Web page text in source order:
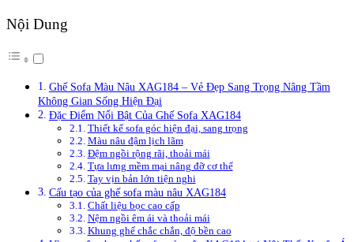
Nội Dung
Ghế Sofa Màu Nâu XAG184 – Vẻ Đẹp Sang Trọng Nâng Tầm
Không Gian Sống Hiện Đại
Đặc Điểm Nổi Bật Của Ghế Sofa XAG184
Thiết kế sofa góc hiện đại, sang trọng
Màu nâu đậm lịch lãm
Đệm ngồi rộng rãi, thoải mái
Tựa lưng mềm mại nâng đỡ cơ thể
Tay vịn bản lớn tiện nghi
Cấu tạo của ghế sofa màu nâu XAG184
Chất liệu bọc cao cấp
Nệm ngồi êm ái và thoải mái
Khung ghế chắc chắn, độ bền cao